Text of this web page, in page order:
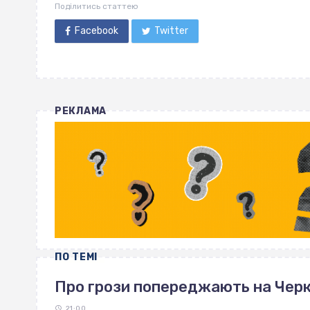
Поділитись статтею
Facebook Twitter
РЕКЛАМА
ПО ТЕМІ
Про грози попереджають на